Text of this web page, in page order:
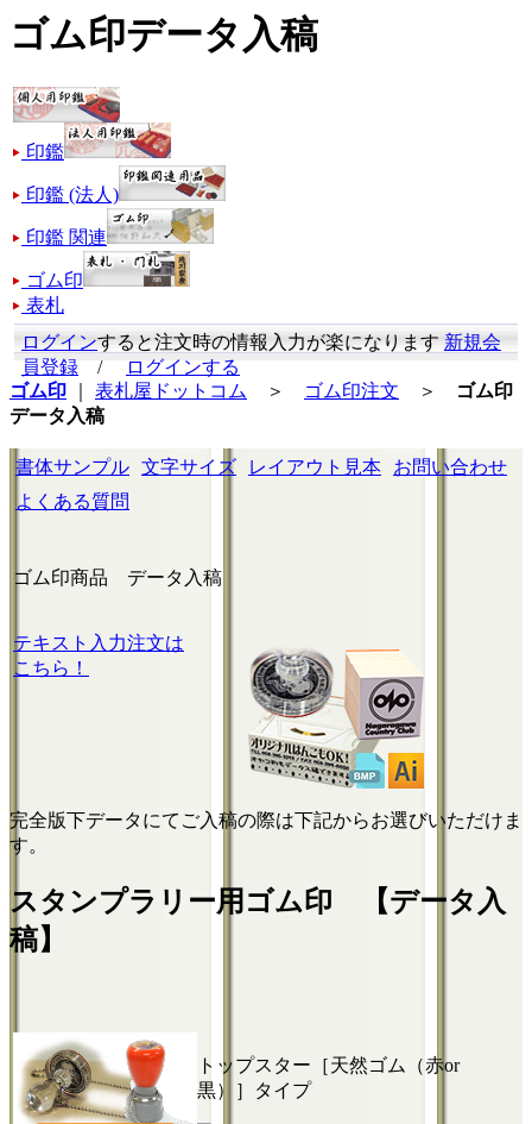
ゴム印データ入稿
印鑑
印鑑 (法人)
印鑑 関連
ゴム印
表札
ログインすると注文時の情報入力が楽になります新規会
員登録 /
ログインする
ゴム印
表札屋ドットコム ＞ ゴム印注文 ＞
ゴム印
データ入稿
書体サンプル 文字サイズ レイアウト見本
お問い合わせ
よくある質問
ゴム印商品 データ入稿
テキスト入力注文は
こちら！
完全版下データにてご入稿の際は下記からお選びいただけま
す。
スタンプラリー用ゴム印 【データ入
稿】
トップスター［天然ゴム（赤or
黒）］タイプ